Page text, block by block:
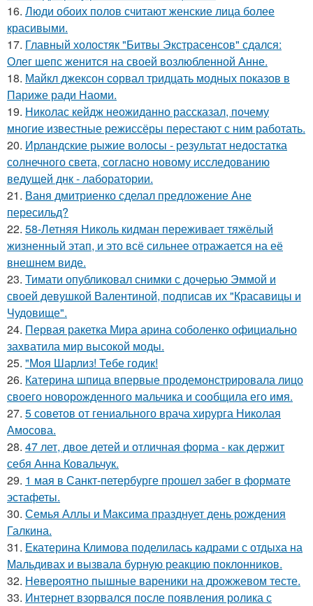
16. Люди обоих полов считают женские лица более
красивыми.
17. Главный холостяк "Битвы Экстрасенсов" сдался:
Олег шепс женится на своей возлюбленной Анне.
18. Майкл джексон сорвал тридцать модных показов в
Париже ради Наоми.
19. Николас кейдж неожиданно рассказал, почему
многие известные режиссёры перестают с ним работать.
20. Ирландские рыжие волосы - результат недостатка
солнечного света, согласно новому исследованию
ведущей днк - лаборатории.
21. Ваня дмитриенко сделал предложение Ане
пересильд?
22. 58-Летняя Николь кидман переживает тяжёлый
жизненный этап, и это всё сильнее отражается на её
внешнем виде.
23. Тимати опубликовал снимки с дочерью Эммой и
своей девушкой Валентиной, подписав их "Красавицы и
Чудовище".
24. Первая ракетка Мира арина соболенко официально
захватила мир высокой моды.
25. "Моя Шарлиз! Тебе годик!
26. Катерина шпица впервые продемонстрировала лицо
своего новорожденного мальчика и сообщила его имя.
27. 5 советов от гениального врача хирурга Николая
Амосова.
28. 47 лет, двое детей и отличная форма - как держит
себя Анна Ковальчук.
29. 1 мая в Санкт-петербурге прошел забег в формате
эстафеты.
30. Семья Аллы и Максима празднует день рождения
Галкина.
31. Екатерина Климова поделилась кадрами с отдыха на
Мальдивах и вызвала бурную реакцию поклонников.
32. Невероятно пышные вареники на дрожжевом тесте.
33. Интернет взорвался после появления ролика с